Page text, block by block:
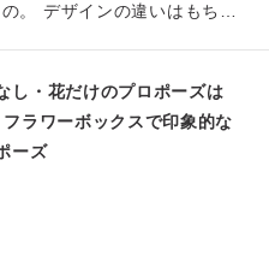
。 デザインの違いはもちろ
し・花だけのプロポーズは
ラワーボックスで印象的な
ーズ